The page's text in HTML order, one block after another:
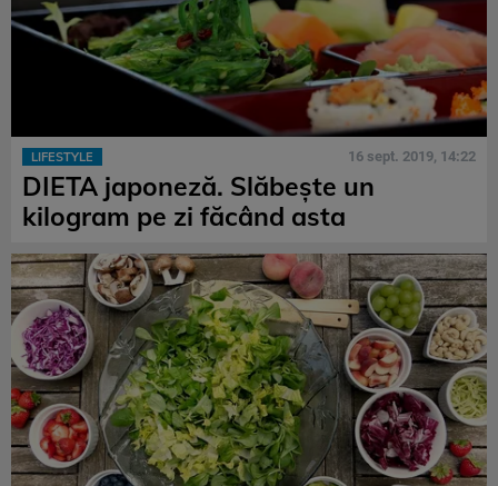
LIFESTYLE 16 sept. 2019, 14:22
DIETA japoneză. Slăbește un
kilogram pe zi făcând asta